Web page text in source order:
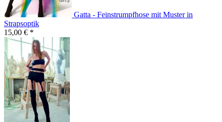
Gatta - Feinstrumpfhose mit Muster in
Strapsoptik
15,00 € *